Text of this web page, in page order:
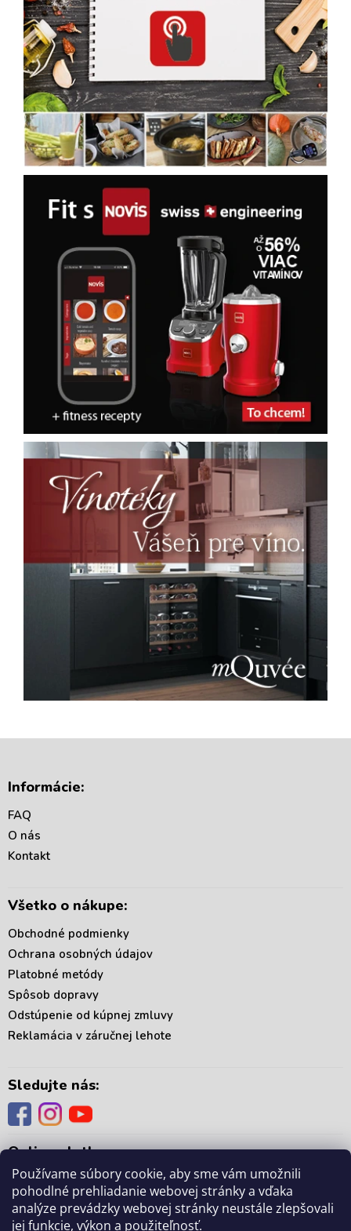
Používame súbory cookie, aby sme vám umožnili
pohodlné prehliadanie webovej stránky a vďaka
analýze prevádzky webovej stránky neustále zlepšovali
jej funkcie, výkon a použiteľnosť.
Informácie:
FAQ
O nás
Kontakt
Všetko o nákupe:
Obchodné podmienky
Ochrana osobných údajov
Platobné metódy
Spôsob dopravy
Odstúpenie od kúpnej zmluvy
Reklamácia v záručnej lehote
Sledujte nás:
Online platby: